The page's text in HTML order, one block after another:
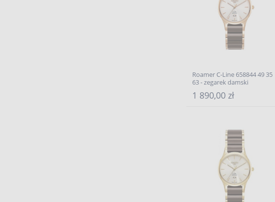
Roamer C-Line 658844 49 35
63 - zegarek damski
1 890,00 zł